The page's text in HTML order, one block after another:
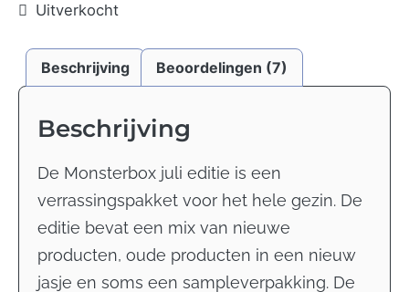
Uitverkocht
Beschrijving Beoordelingen (7)
Beschrijving
De Monsterbox juli editie is een
verrassingspakket voor het hele gezin. De
editie bevat een mix van nieuwe
producten, oude producten in een nieuw
jasje en soms een sampleverpakking. De